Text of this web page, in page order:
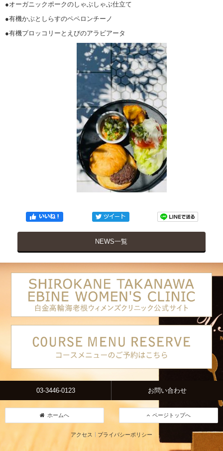
●オーガニックポークのしゃぶしゃぶ仕立て
●有機かぶとしらすのペペロンチーノ
●有機ブロッコリーとえびのアラビアータ
NEWS一覧
03-3446-0123 お問い合わせ
ホームへ ページトップへ
アクセス プライバシーポリシー